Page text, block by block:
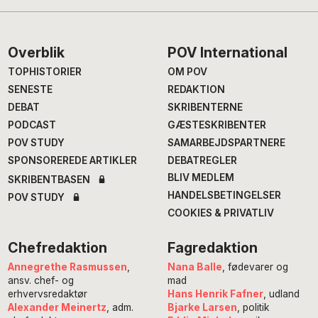
Footer
Overblik
TOPHISTORIER
SENESTE
DEBAT
PODCAST
POV STUDY
SPONSOREREDE ARTIKLER
SKRIBENTBASEN
POV STUDY
POV International
OM POV
REDAKTION
SKRIBENTERNE
GÆSTESKRIBENTER
SAMARBEJDSPARTNERE
DEBATREGLER
BLIV MEDLEM
HANDELSBETINGELSER
COOKIES & PRIVATLIV
Chefredaktion
Annegrethe Rasmussen
ansv. chef- og
erhvervsredaktør
Alexander Meinertz , adm.
Fagredaktion
Nana Balle , fødevarer og
mad
Hans Henrik Fafner, udland
Bjarke Larsen , politik